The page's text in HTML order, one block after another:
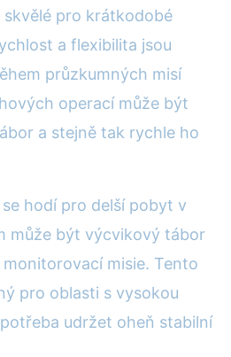
skvělé pro krátkodobé
a flexibilita jsou
průzkumných misí
operací může být
a stejně tak rychle ho
hodí pro delší pobyt v
může být výcvikový tábor
misie. Tento
pro oblasti s vysokou
udržet oheň stabilní